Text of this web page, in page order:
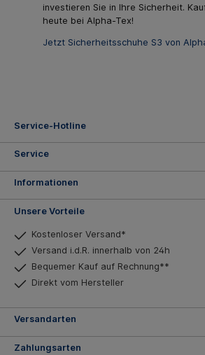
investieren Sie in Ihre Sicherheit.
heute bei Alpha-Tex!
Jetzt Sicherheitsschuhe S3 von
Service-Hotline
Service
Informationen
Unsere Vorteile
Kostenloser Versand*
Versand i.d.R. innerhalb von 24h
Bequemer Kauf auf Rechnung**
Direkt vom Hersteller
Versandarten
Zahlungsarten